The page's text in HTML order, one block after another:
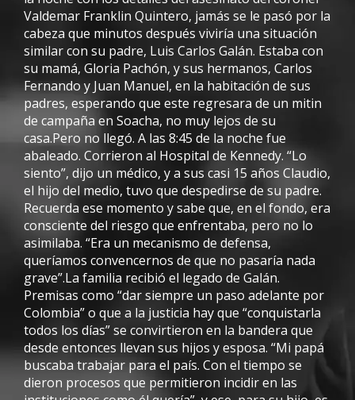
Valdemar Franklin Quintero, jamás se le pasó por la
cabeza que minutos después viviría una situación
similar con su padre, Luis Carlos Galán. Estaba con
su mamá, Gloria Pachón, y sus hermanos, Carlos
Fernando y Juan Manuel, en la habitación de sus
padres, esperando que este regresara de un mitin
de campaña en Soacha, no muy lejos de su
casa.Pero no llegó. A las 8:45 de la noche fue
abaleado. Corrieron al Hospital de Kennedy. “Lo
siento”, dijo un médico, y a sus casi 15 años Claudio,
el hijo del medio, tuvo que despedirse de su padre.
Recuerda ese momento y sabe que, en el fondo, era
consciente del riesgo que enfrentaba, pero no lo
asimilaba. “Era un mecanismo de defensa,
queríamos convencernos de que no pasaría nada
grave”.La familia recibió el legado de Galán.
Premisas como “dar siempre un paso adelante por
Colombia” o que a la justicia hay que “conquistarla
todos los días” se convirtieron en la bandera que
desde entonces llevan sus hijos y esposa. “Mi papá
buscaba trabajar para el país. Con el tiempo se
dieron procesos que permitieron incidir en las